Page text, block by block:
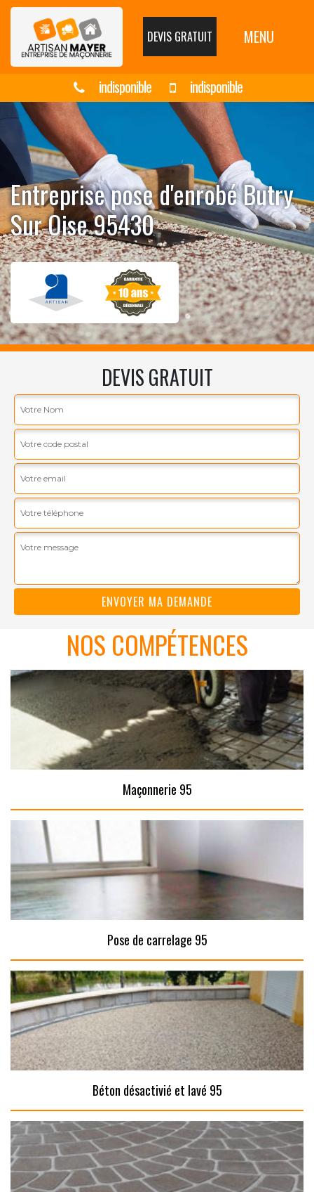
DEVIS GRATUIT MENU
indisponible indisponible
Entreprise pose d'enrobé Butry
Sur Oise 95430
DEVIS GRATUIT
NOS COMPÉTENCES
Maçonnerie 95
Pose de carrelage 95
Béton désactivié et lavé 95